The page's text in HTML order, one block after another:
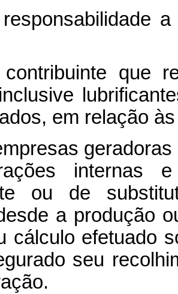
que
em relação
internas
ou de
a produção
cálculo efetuado
seu